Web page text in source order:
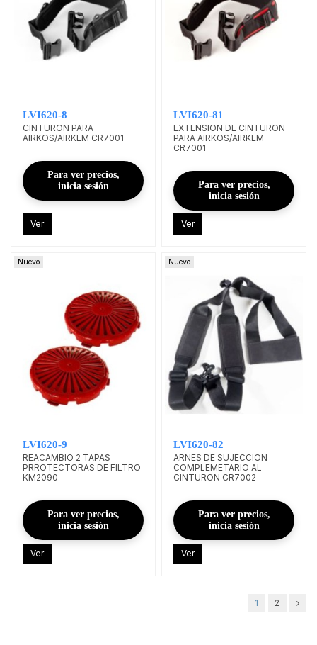
LVI620-8
CINTURON PARA
AIRKOS/AIRKEM CR7001
Para ver precios,
inicia sesión
Ver
LVI620-81
EXTENSION DE CINTURON
PARA AIRKOS/AIRKEM
CR7001
Para ver precios,
inicia sesión
Ver
Nuevo
LVI620-9
REACAMBIO 2 TAPAS
PRROTECTORAS DE FILTRO
KM2090
Para ver precios,
inicia sesión
Ver
Nuevo
LVI620-82
ARNES DE SUJECCION
COMPLEMETARIO AL
CINTURON CR7002
Para ver precios,
inicia sesión
Ver
1 2